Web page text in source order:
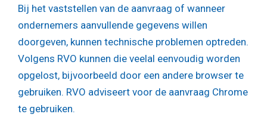
Bij het vaststellen van de aanvraag of wanneer
ondernemers aanvullende gegevens willen
doorgeven, kunnen technische problemen optreden.
Volgens RVO kunnen die veelal eenvoudig worden
opgelost, bijvoorbeeld door een andere browser te
gebruiken. RVO adviseert voor de aanvraag Chrome
te gebruiken.